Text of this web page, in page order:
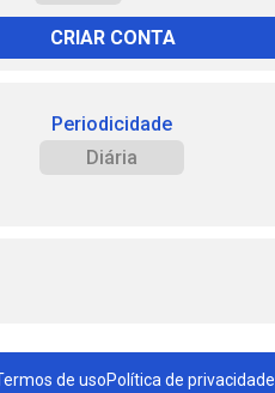
CRIAR CONTA
Periodicidade
Diária
de usoPolítica de privacidade